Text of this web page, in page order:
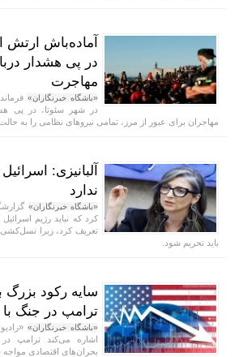
آماده‌باش ارتش
در پی هشدار
مهاجرت
«باشگاه خبرنگاران»
در شهر سئوتا، در پی
مهاجران برای عبور از مرز، تمامی نیرو‌های نظامی را به حالت
آلبانیزی:
ندارد
«باشگاه خبرنگاران»
کرد که نباید رژیم
تعریف کرد، زیرا
باید تحریم شود.
سایه رکود بزرگ
ترامپ در جنگ با
«باشگاه خبرنگاران»
اشاره می‌کند ترامپ در
بحران‌های اقتصادی